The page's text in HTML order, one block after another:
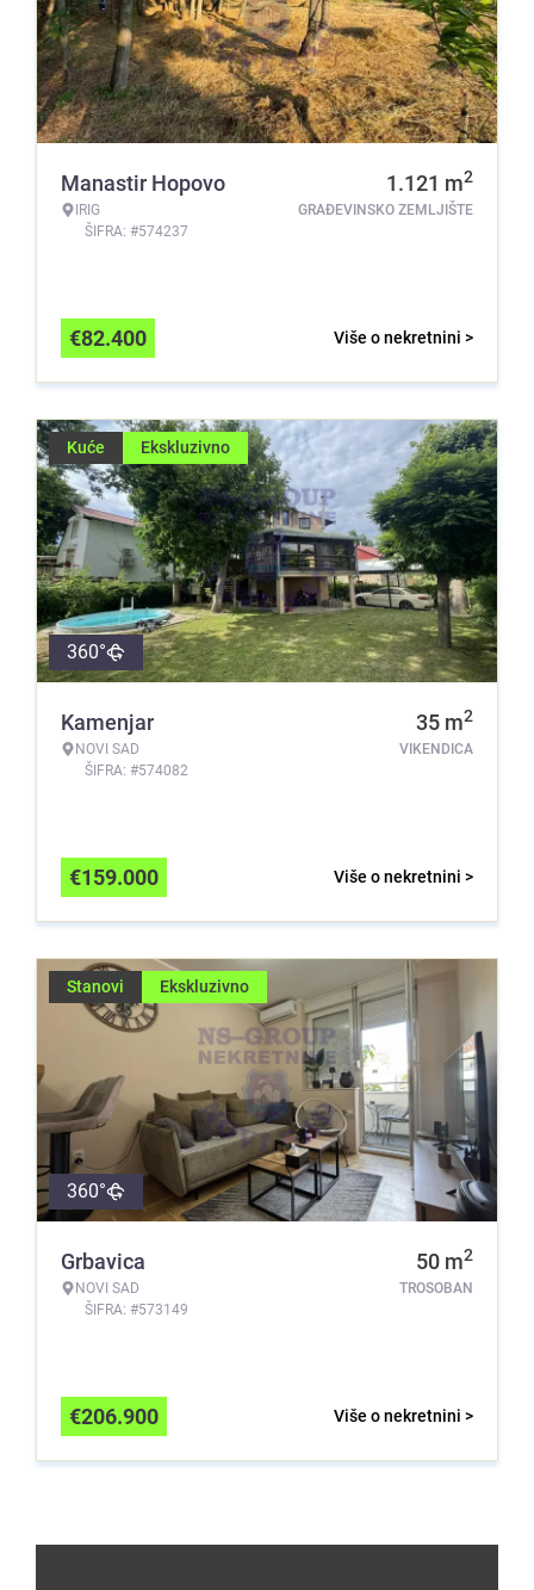
Manastir Hopovo
IRIG
ŠIFRA: #574237
1.121 m2
GRAĐEVINSKO ZEMLJIŠTE
Više o nekretnini >
€82.400
Kuće Ekskluzivno
360°
Kamenjar
NOVI SAD
ŠIFRA: #574082
35 m2
VIKENDICA
Više o nekretnini >
€159.000
Stanovi Ekskluzivno
360°
Grbavica
NOVI SAD
ŠIFRA: #573149
50 m2
TROSOBAN
Više o nekretnini >
€206.900